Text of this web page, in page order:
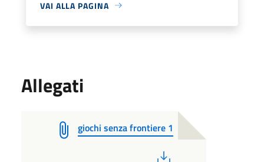
VAI ALLA PAGINA
Allegati
giochi senza frontiere 1